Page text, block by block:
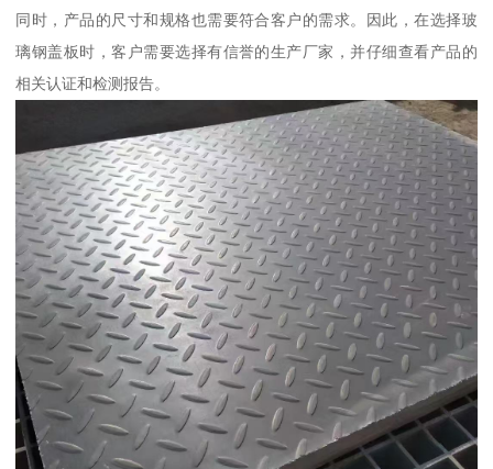
同时，产品的尺寸和规格也需要符合客户的需求。因此，在选择玻
璃钢盖板时，客户需要选择有信誉的生产厂家，并仔细查看产品的
相关认证和检测报告。